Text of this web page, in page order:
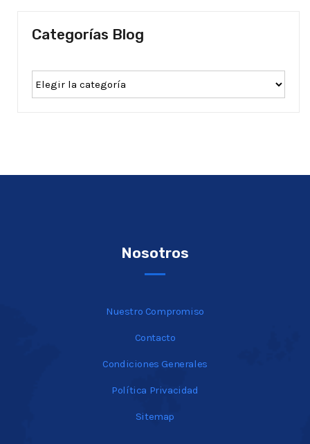
Categorías Blog
Nosotros
Nuestro Compromiso
Contacto
Condiciones Generales
Política Privacidad
Sitemap